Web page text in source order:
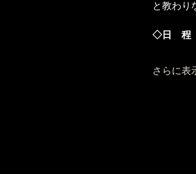
と教わり
◇日　程
さらに表